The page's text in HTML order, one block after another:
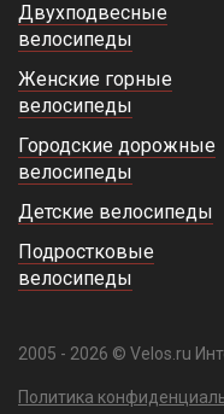
Двухподвесные
велосипеды
Женские горные
велосипеды
Городские дорожные
велосипеды
Детские велосипеды
Подростковые
велосипеды
2005 - 2026 © Velos.ru
Политика